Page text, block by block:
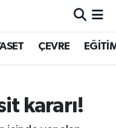
ÇEVRE
kararı!